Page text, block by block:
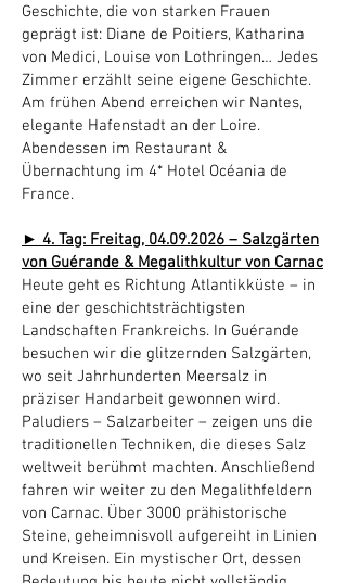
Geschichte, die von starken Frauen
geprägt ist: Diane de Poitiers, Katharina
von Medici, Louise von Lothringen… Jedes
Zimmer erzählt seine eigene Geschichte.
Am frühen Abend erreichen wir Nantes,
elegante Hafenstadt an der Loire.
Abendessen im Restaurant &
Übernachtung im 4* Hotel Océania de
France.
► 4. Tag: Freitag, 04.09.2026 – Salzgärten
von Guérande & Megalithkultur von Carnac
Heute geht es Richtung Atlantikküste – in
eine der geschichtsträchtigsten
Landschaften Frankreichs. In Guérande
besuchen wir die glitzernden Salzgärten,
wo seit Jahrhunderten Meersalz in
präziser Handarbeit gewonnen wird.
Paludiers – Salzarbeiter – zeigen uns die
traditionellen Techniken, die dieses Salz
weltweit berühmt machten. Anschließend
fahren wir weiter zu den Megalithfeldern
von Carnac. Über 3000 prähistorische
Steine, geheimnisvoll aufgereiht in Linien
und Kreisen. Ein mystischer Ort, dessen